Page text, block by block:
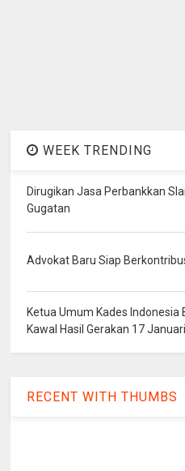
WEEK TRENDING
Dirugikan Jasa Perbankkan
Gugatan
Advokat Baru Siap
Ketua Umum Kades Indonesia
Kawal Hasil Gerakan 17
RECENT WITH THUMBS